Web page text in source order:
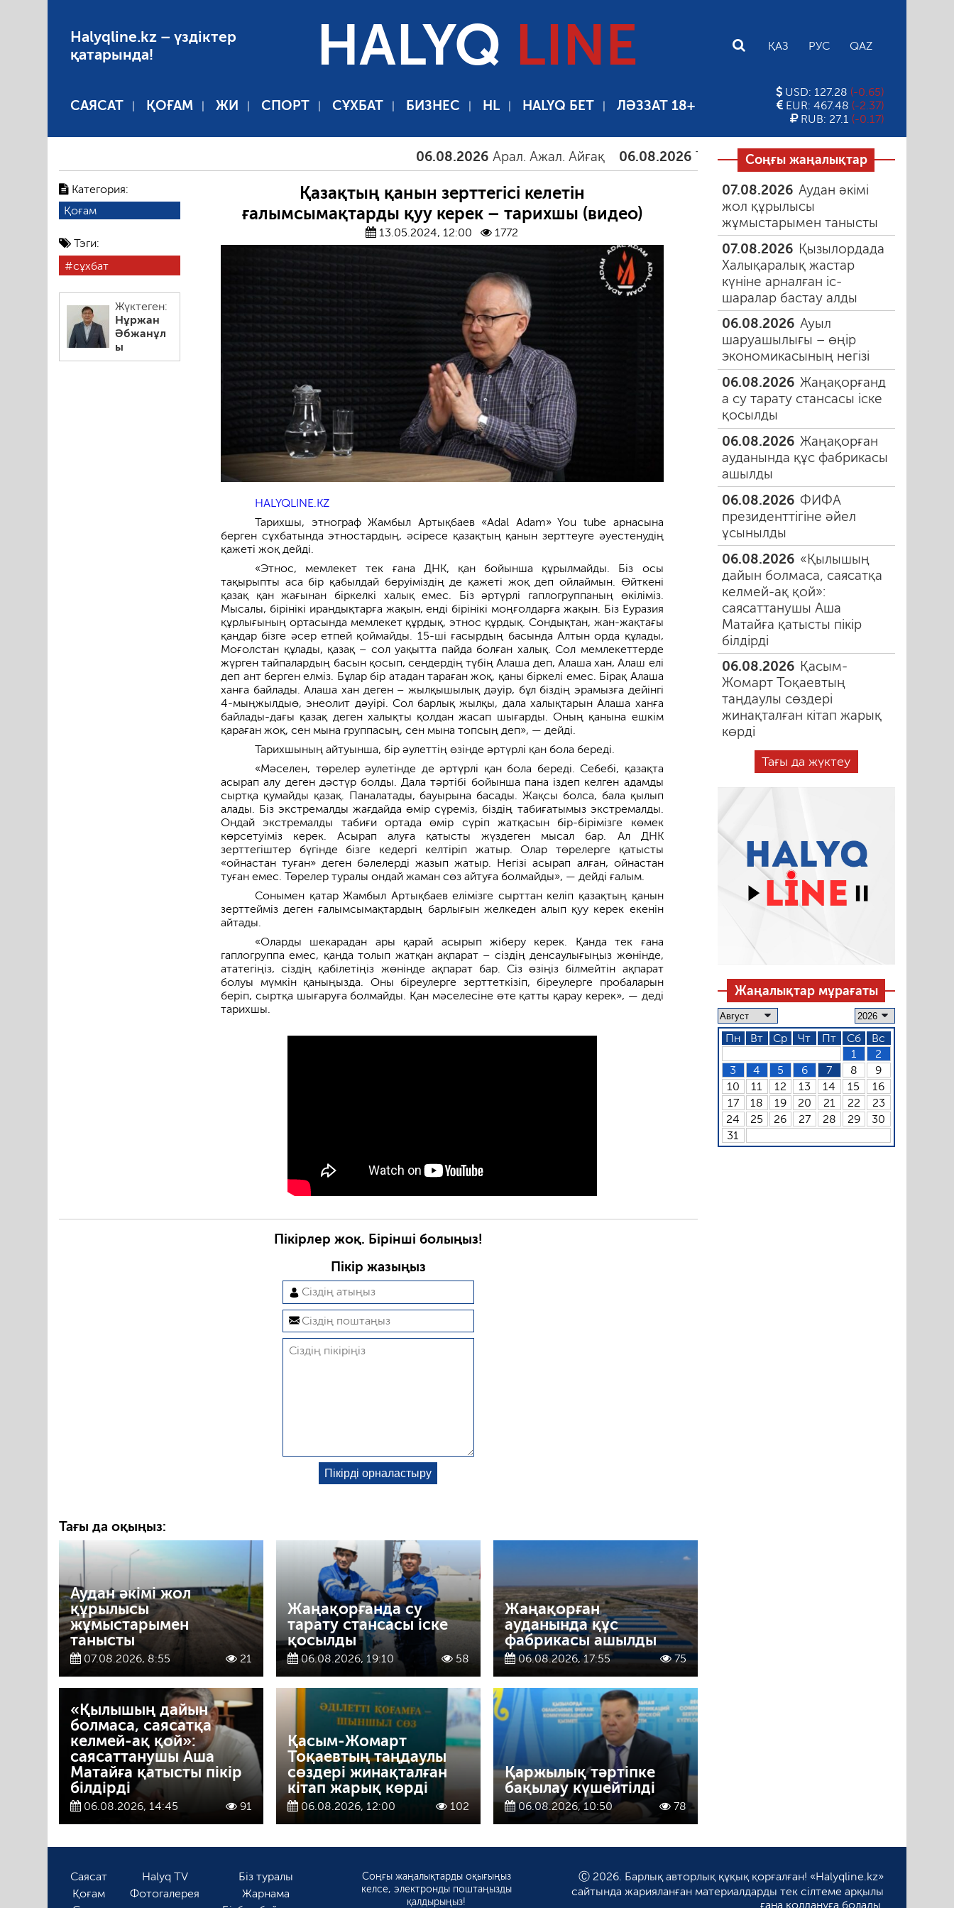
Halyqline.kz – үздіктер
қатарында!
HALYQ LINE ҚАЗ РУС QAZ
САЯСАТ ҚОҒАМ ЖИ СПОРТ СҰХБАТ БИЗНЕС HL HALYQ БЕТ ЛӘЗЗАТ 18+
USD: 127.28 (-0.65)
EUR: 467.48 (-2.37)
RUB: 27.1 (-0.17)
06.08.2026 Арал. Ажал. Айғақ 06.08.2026 Тамыздағы таңғы түтін 06.08.2026 Құмарлық
Категория:
Қоғам
Тэги:
сұхбат
Жүктеген:
Нұржан
Әбжанұл
ы
Қазақтың қанын зерттегісі келетін
ғалымсымақтарды қуу керек – тарихшы (видео)
13.05.2024, 12:00 1772
HALYQLINE.KZ
Тарихшы, этнограф Жамбыл Артықбаев «Adal Adam» You tube арнасына
берген сұхбатында этностардың, әсіресе қазақтың қанын зерттеуге әуестенудің
қажеті жоқ дейді.
«Этнос, мемлекет тек ғана ДНК, қан бойынша құрылмайды. Біз осы
тақырыпты аса бір қабылдай беруіміздің де қажеті жоқ деп ойлаймын. Өйткені
қазақ қан жағынан біркелкі халық емес. Біз әртүрлі гаплогруппаның өкіліміз.
Мысалы, бірінікі ирандықтарға жақын, енді бірінікі моңғолдарға жақын. Біз Еуразия
құрлығының ортасында мемлекет құрдық, этнос құрдық. Сондықтан, жан-жақтағы
қандар бізге әсер етпей қоймайды. 15-ші ғасырдың басында Алтын орда құлады,
Моғолстан құлады, қазақ – сол уақытта пайда болған халық. Сол мемлекеттерде
жүрген тайпалардың басын қосып, сендердің түбің Алаша деп, Алаша хан, Алаш елі
деп ант берген елміз. Бұлар бір атадан тараған жоқ, қаны біркелі емес. Бірақ Алаша
ханға байлады. Алаша хан деген – жылқышылық дәуір, бұл біздің эрамызға дейінгі
4-мыңжылдыө, энеолит дәуірі. Сол барлық жылқы, дала халықтарын Алаша ханға
байлады-дағы қазақ деген халықты қолдан жасап шығарды. Оның қанына ешкім
қараған жоқ, сен мына группасың, сен мына топсың деп», — дейді.
Тарихшының айтуынша, бір әулеттің өзінде әртүрлі қан бола береді.
«Мәселен, төрелер әулетінде де әртүрлі қан бола береді. Себебі, қазақта
асырап алу деген дәстүр болды. Дала тәртібі бойынша пана іздеп келген адамды
сыртқа қумайды қазақ. Паналатады, бауырына басады. Жақсы болса, бала қылып
алады. Біз экстремалды жағдайда өмір сүреміз, біздің табиғатымыз экстремалды.
Ондай экстремалды табиғи ортада өмір сүріп жатқасын бір-бірімізге көмек
көрсетуіміз керек. Асырап алуға қатысты жүздеген мысал бар. Ал ДНК
зерттегіштер бүгінде бізге кедергі келтіріп жатыр. Олар төрелерге қатысты
«ойнастан туған» деген бәлелерді жазып жатыр. Негізі асырап алған, ойнастан
туған емес. Төрелер туралы ондай жаман сөз айтуға болмайды», — дейді ғалым.
Сонымен қатар Жамбыл Артықбаев елімізге сырттан келіп қазақтың қанын
зерттейміз деген ғалымсымақтардың барлығын желкеден алып қуу керек екенін
айтады.
«Оларды шекарадан ары қарай асырып жіберу керек. Қанда тек ғана
гаплогруппа емес, қанда толып жатқан ақпарат – сіздің денсаулығыңыз жөнінде,
ататегіңіз, сіздің қабілетіңіз жөнінде ақпарат бар. Сіз өзіңіз білмейтін ақпарат
болуы мүмкін қаныңызда. Оны біреулерге зерттеткізіп, біреулерге пробаларын
беріп, сыртқа шығаруға болмайды. Қан мәселесіне өте қатты қарау керек», — деді
тарихшы.
Пікірлер жоқ. Бірінші болыңыз!
Пікір жазыңыз
Тағы да оқыңыз:
Аудан әкімі жол
құрылысы
жұмыстарымен
танысты
07.08.2026, 8:55 21
Жаңақорғанда су
тарату стансасы іске
қосылды
06.08.2026, 19:10 58
Жаңақорған
ауданында құс
фабрикасы ашылды
06.08.2026, 17:55 75
«Қылышың дайын
болмаса, саясатқа
келмей-ақ қой»:
саясаттанушы Аша
Матайға қатысты пікір
білдірді
06.08.2026, 14:45 91
Қасым-Жомарт
Тоқаевтың таңдаулы
сөздері жинақталған
кітап жарық көрді
06.08.2026, 12:00 102
Қаржылық тәртіпке
бақылау күшейтілді
06.08.2026, 10:50 78
Соңғы жаңалықтар
07.08.2026 Аудан әкімі
жол құрылысы
жұмыстарымен танысты
07.08.2026 Қызылордада
Халықаралық жастар
күніне арналған іс-
шаралар бастау алды
06.08.2026 Ауыл
шаруашылығы – өңір
экономикасының негізі
06.08.2026 Жаңақорғанд
а су тарату стансасы іске
қосылды
06.08.2026 Жаңақорған
ауданында құс фабрикасы
ашылды
06.08.2026 ФИФА
президенттігіне әйел
ұсынылды
06.08.2026 «Қылышың
дайын болмаса, саясатқа
келмей-ақ қой»:
саясаттанушы Аша
Матайға қатысты пікір
білдірді
06.08.2026 Қасым-
Жомарт Тоқаевтың
таңдаулы сөздері
жинақталған кітап жарық
көрді
Тағы да жүктеу
Жаңалықтар мұрағаты
Пн Вт Ср Чт Пт Сб
Вс
1
2
3
4 5 6 7 8
9
10
11 12 13 14 15
16
17
18 19 20 21 22
23
24
25 26 27 28 29
30
31
Саясат
Қоғам
Halyq TV
Фотогалерея
Біз туралы
Жарнама
Соңғы жаңалықтарды оқығыңыз
келсе, электронды поштаңызды
қалдырыңыз!
Ⓒ 2026. Барлық авторлық құқық қорғалған! «Halyqline.kz»
сайтында жарияланған материалдарды тек сілтеме арқылы
ғана қолдануға болады.